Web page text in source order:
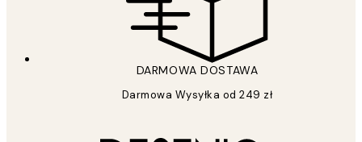
DARMOWA DOSTAWA
Darmowa Wysyłka od 249 zł